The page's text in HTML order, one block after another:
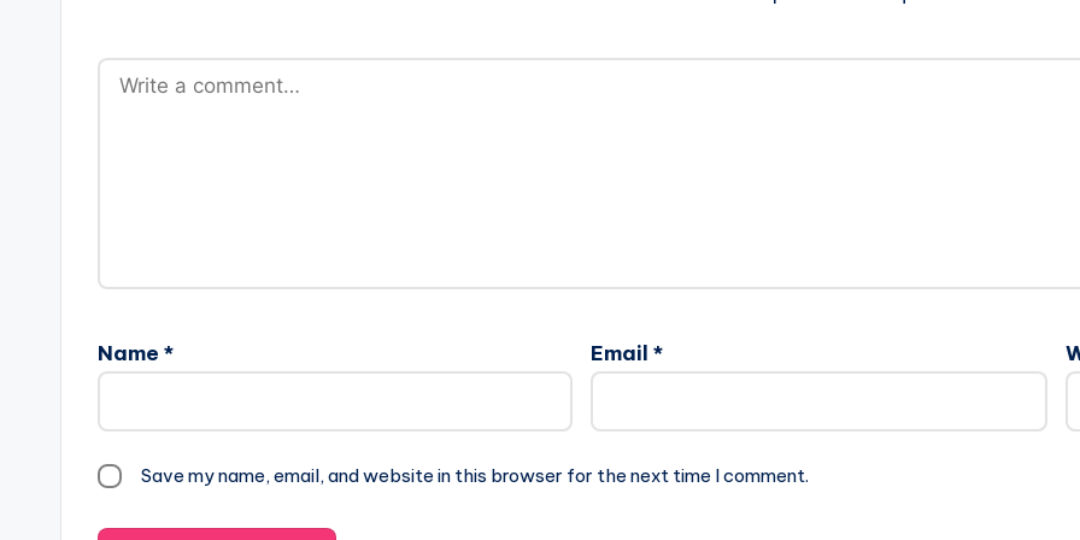
Name * Email *
Save my name, email, and website in this browser for the next time I comment.